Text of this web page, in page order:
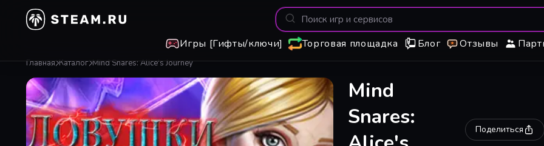
Игры [Гифты/ключи] Торговая площадка Блог Отзывы
Главная Каталог Mind Snares: Alice's Journey
Mind
Snares:
Поделиться